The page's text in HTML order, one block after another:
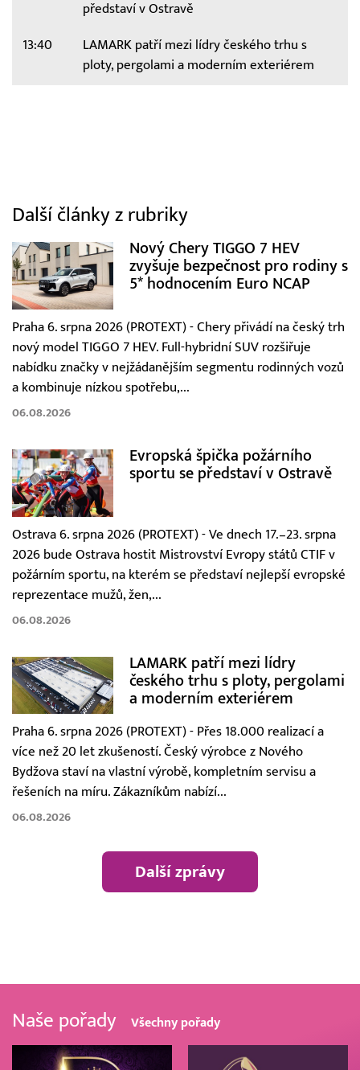
představí v Ostravě
13:40
LAMARK patří mezi lídry českého trhu s
ploty, pergolami a moderním exteriérem
Další články z rubriky
Nový Chery TIGGO 7 HEV
zvyšuje bezpečnost pro rodiny s
5* hodnocením Euro NCAP
Praha 6. srpna 2026 (PROTEXT) - Chery přivádí na český trh
nový model TIGGO 7 HEV. Full-hybridní SUV rozšiřuje
nabídku značky v nejžádanějším segmentu rodinných vozů
a kombinuje nízkou spotřebu,...
06.08.2026
Evropská špička požárního
sportu se představí v Ostravě
Ostrava 6. srpna 2026 (PROTEXT) - Ve dnech 17.–23. srpna
2026 bude Ostrava hostit Mistrovství Evropy států CTIF v
požárním sportu, na kterém se představí nejlepší evropské
reprezentace mužů, žen,...
06.08.2026
LAMARK patří mezi lídry
českého trhu s ploty, pergolami
a moderním exteriérem
Praha 6. srpna 2026 (PROTEXT) - Přes 18.000 realizací a
více než 20 let zkušeností. Český výrobce z Nového
Bydžova staví na vlastní výrobě, kompletním servisu a
řešeních na míru. Zákazníkům nabízí...
06.08.2026
Další zprávy
Naše pořady Všechny pořady